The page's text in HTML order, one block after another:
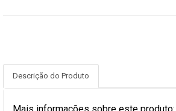
Descrição do Produto